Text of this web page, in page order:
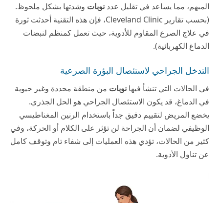
المبهم، مما يساعد في تقليل عدد نوبات وشدتها بشكل ملحوظ.
(بحسب تقارير Cleveland Clinic، فإن هذه التقنية أحدثت ثورة
في علاج الصرع المقاوم للأدوية، حيث تعمل كمنظم لنبضات
الدماغ الكهربائية).
التدخل الجراحي لاستئصال البؤرة الصرعية
في الحالات التي تنشأ فيها نوبات من منطقة محددة وغير حيوية
في الدماغ، قد يكون الاستئصال الجراحي هو الحل الجذري.
يخضع المريض لتقييم دقيق جداً باستخدام الرنين المغناطيسي
الوظيفي لضمان أن الجراحة لن تؤثر على الكلام أو الحركة، وفي
كثير من الحالات، تؤدي هذه العمليات إلى شفاء تام وتوقف كامل
عن تناول الأدوية.